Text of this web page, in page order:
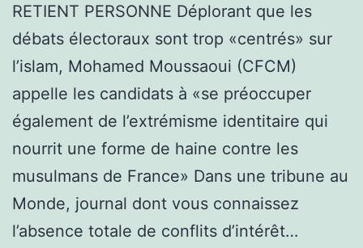
RETIENT PERSONNE Déplorant que les
débats électoraux sont trop «centrés» sur
l’islam, Mohamed Moussaoui (CFCM)
appelle les candidats à «se préoccuper
également de l’extrémisme identitaire qui
nourrit une forme de haine contre les
musulmans de France» Dans une tribune au
Monde, journal dont vous connaissez
l’absence totale de conflits d’intérêt…